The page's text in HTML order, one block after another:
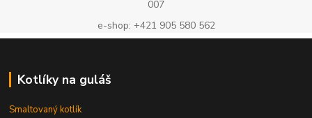
007
e-shop: +421 905 580 562
Kotlíky na guláš
Smaltovaný kotlík